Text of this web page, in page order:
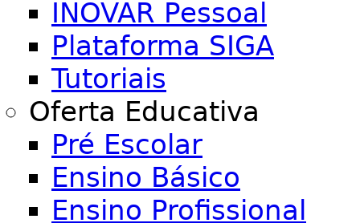
INOVAR Pessoal
Plataforma SIGA
Tutoriais
Oferta Educativa
Pré Escolar
Ensino Básico
Ensino Profissional